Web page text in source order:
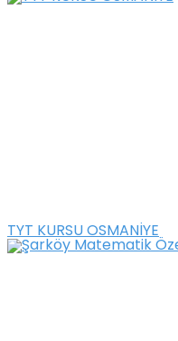
TYT KURSU OSMANİYE